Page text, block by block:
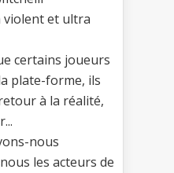
violent et ultra
certains joueurs
plate-forme, ils
à la réalité,
nous
les acteurs de